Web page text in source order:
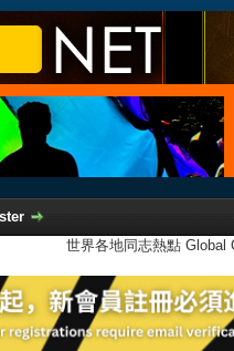
世界各地同志熱點